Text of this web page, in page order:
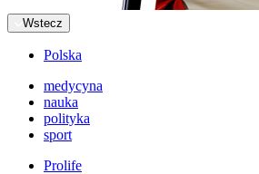
Wstecz
Polska
medycyna
nauka
polityka
sport
Prolife